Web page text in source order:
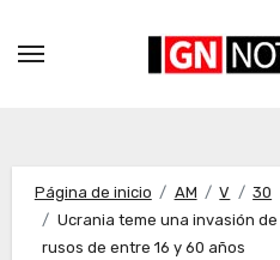
Página de inicio AM V
30
Ucrania teme una invasión
rusos de entre 16 y 60 años